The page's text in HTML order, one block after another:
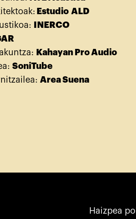
Estudio ALD
INERCO
Kahayan Pro Audio
SoniTube
Area Suena
Haizpea